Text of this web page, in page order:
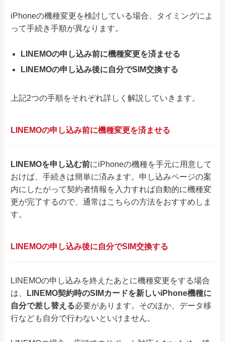
iPhoneの機種変更を検討している場合、タイミングによ
って手続き手順が異なります。
LINEMOの申し込み前に機種変更を済ませる
LINEMOの申し込み後に自分でSIM交換する
上記2つの手順をそれぞれ詳しく解説していきます。
LINEMOの申し込み前に機種変更を済ませる
LINEMOを申し込む前にiPhoneの機種を手元に用意して
おけば、手続きは簡単に済みます。申し込みページの案
内にしたがって契約者情報を入力すれば自動的に機種変
更が完了するので、通常はこちらの方法をおすすめしま
す。
LINEMOの申し込み後に自分でSIM交換する
LINEMOの申し込みを終えたあとに機種変更をする場合
は、
LINEMO契約時のSIMカードを新しいiPhone機種に
自分で差し替える必要があります。そのほか、データ移
行なども自分で行わないといけません。